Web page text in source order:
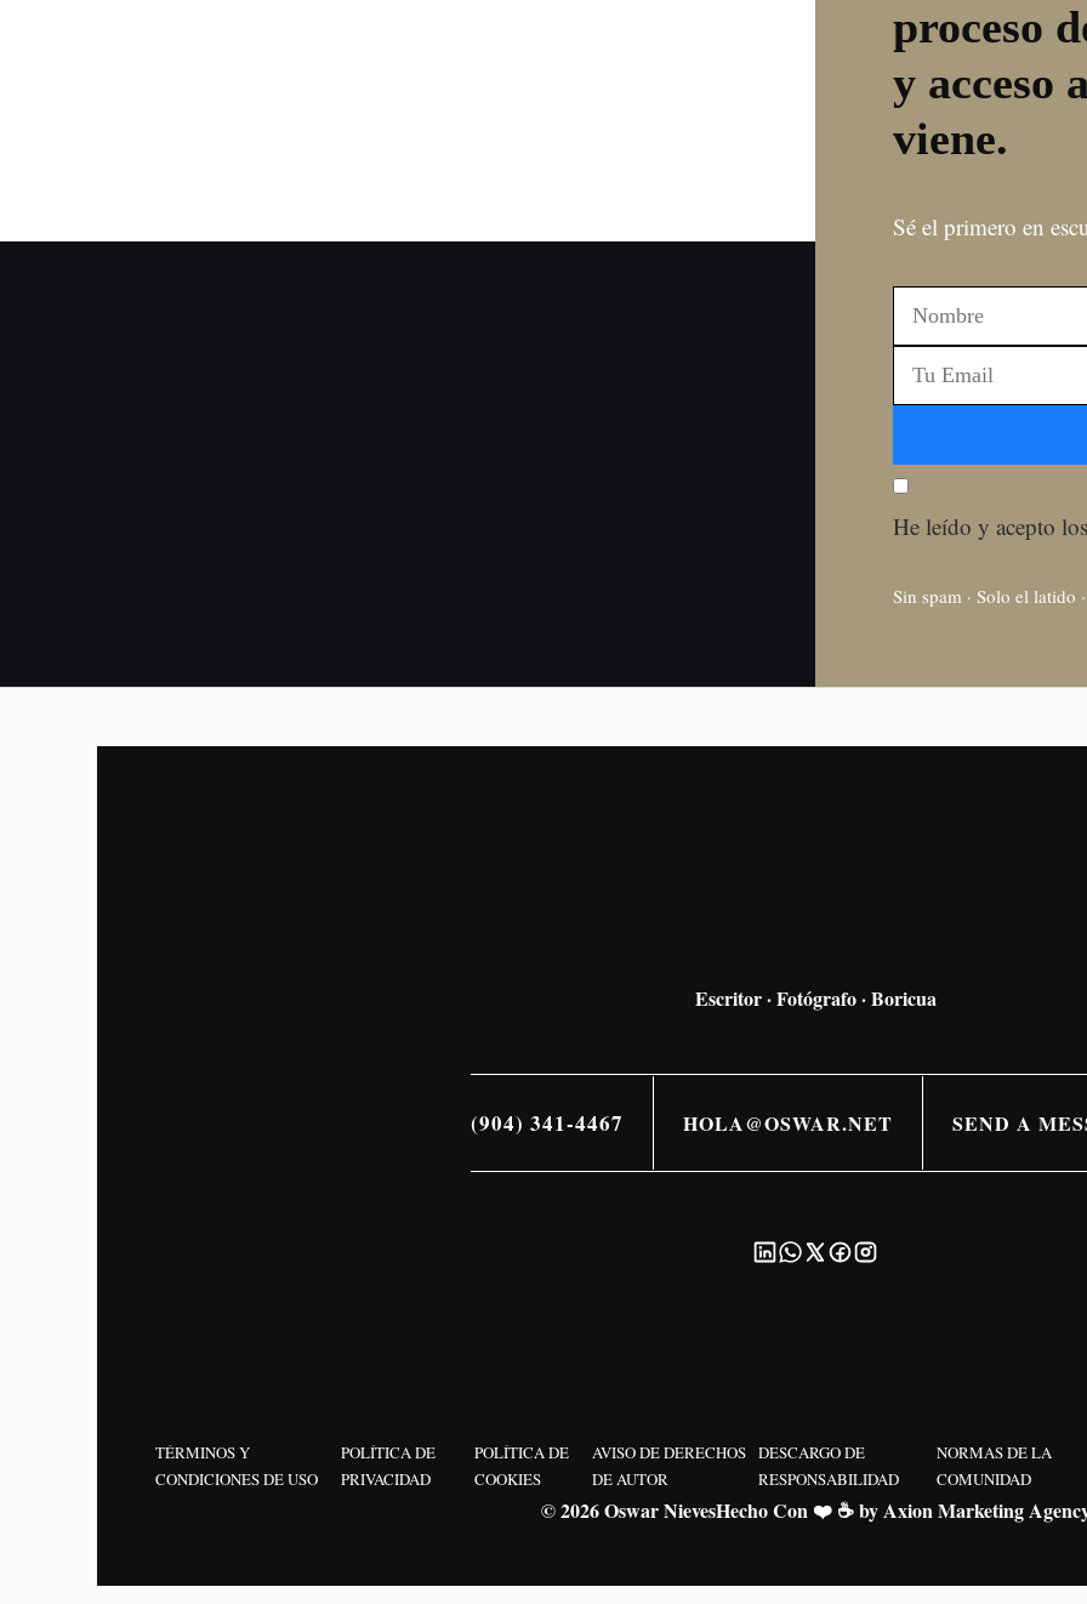
proceso
y acceso
viene.
Sé el primero en
He leído y acepto los
Sin spam · Solo el latido
Escritor · Fotógrafo · Boricua
(904) 341-4467 HOLA@OSWAR.NET SEND A
TÉRMINOS Y
CONDICIONES DE USO
POLÍTICA DE
PRIVACIDAD
POLÍTICA DE
COOKIES
AVISO DE DERECHOS
DE AUTOR
DESCARGO DE
RESPONSABILIDAD
NORMAS DE LA
COMUNIDAD
© 2026 Oswar NievesHecho Con ❤️ ☕ by Axion Marketing